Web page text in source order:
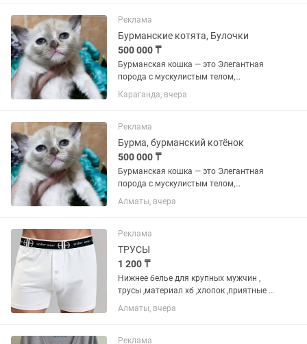
характером: невероятно привязаны к
человеку, активны,...
Реклама
Бурманские котята, Булочки
500 000 ₸
Бурманская кошка — это Элегантная
порода с мускулистым телом,
шелковистой шерстью и
выразительными глазами. Они
характером: невероятно привязаны к
человеку, активны,...
Караганда, вчера
Реклама
Бурма, бурманский котёнок
500 000 ₸
Бурманская кошка — это Элегантная
порода с мускулистым телом,
шелковистой шерстью и
выразительными глазами. Они
характером: невероятно привязаны к
человеку, активны,...
Алматы, вчера
Реклама
ТРУСЫ
1 200 ₸
Нижнее белье для крупных мужчин ,
трусы ,материал хб ,хлопок ,приятные к
телу ,не садяться, не линяют,
качественно сшиты , не
Алматы, вчера
Реклама